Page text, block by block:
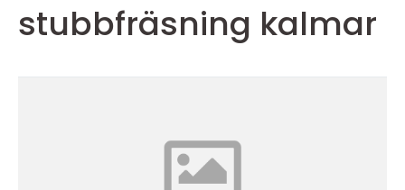
stubbfräsning kalmar